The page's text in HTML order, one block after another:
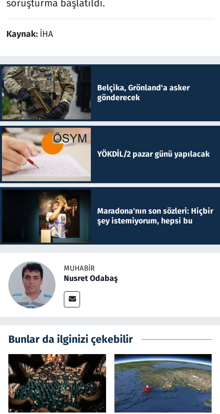
soruşturma başlatıldı.
Kaynak: İHA
Belçika, Grönland'a asker
gönderecek
YÖKDİL/2 pazar günü yapılacak
Maradona'nın son sözleri: Hiçbir
şey istemiyorum, hepsi bu
MUHABIR
Nusret Odabaş
Bunlar da ilginizi çekebilir